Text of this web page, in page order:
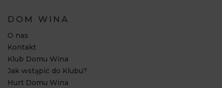
DOM WINA
O nas
Kontakt
Klub Domu Wina
Jak wstąpić do Klubu?
Hurt Domu Wina